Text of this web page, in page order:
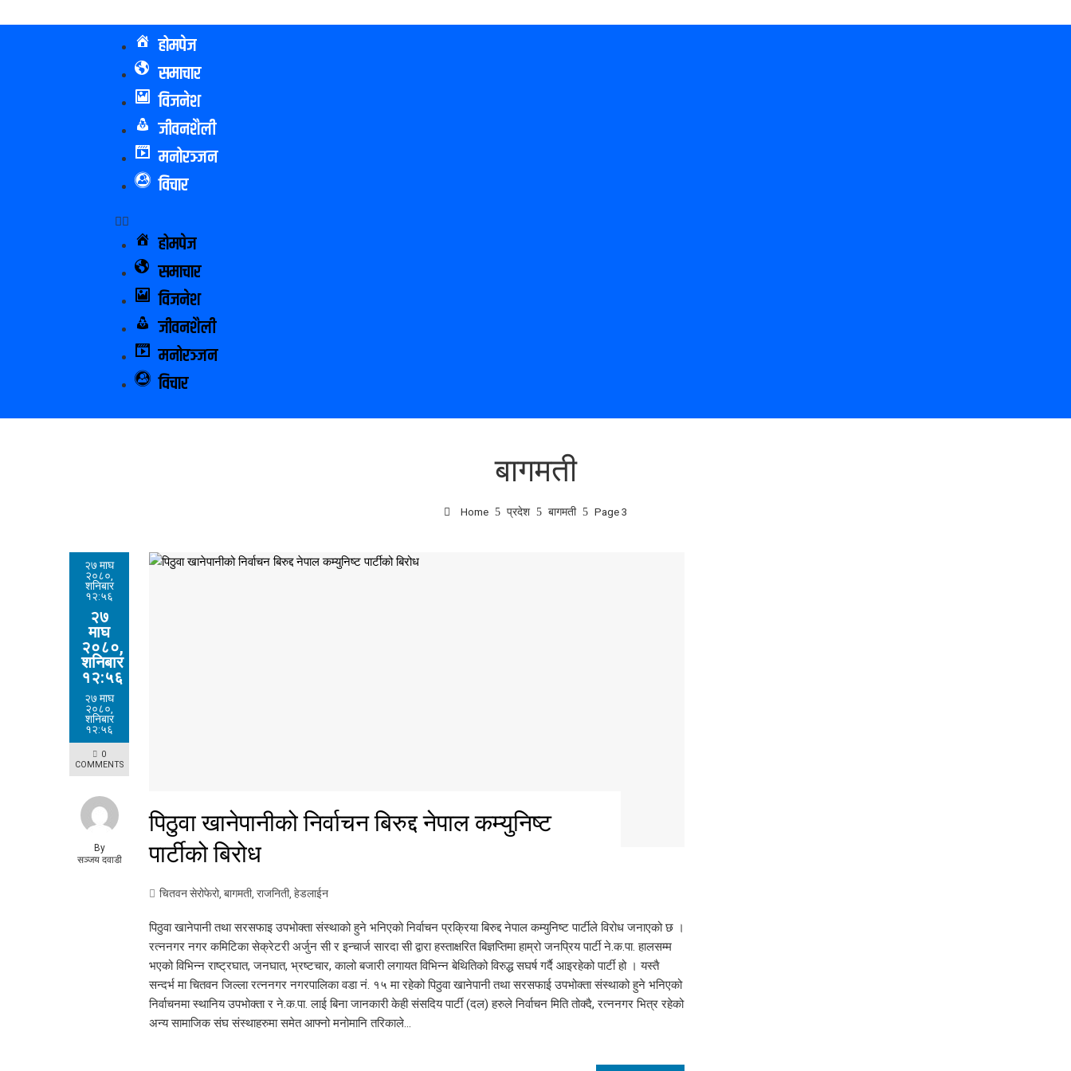
होमपेज
समाचार
विजनेश
जीवनशैली
मनोरञ्जन
विचार
होमपेज
समाचार
विजनेश
जीवनशैली
मनोरञ्जन
विचार
बागमती
Home प्रदेश बागमती Page 3
२७ माघ
२०८०,
शनिबार
१२:५६
२७
माघ
२०८०,
शनिबार
१२:५६
२७ माघ
२०८०,
शनिबार
१२:५६
0
COMMENTS
By
सञ्जय दवाडी
पिठुवा खानेपानीको निर्वाचन बिरुद्द नेपाल कम्युनिष्ट
पार्टीको बिरोध
चितवन सेरोफेरो, बागमती, राजनिती, हेडलाईन
पिठुवा खानेपानी तथा सरसफाइ उपभोक्ता संस्थाको हुने भनिएको निर्वाचन प्रक्रिया बिरुद्द नेपाल कम्युनिष्ट पार्टीले विरोध जनाएको छ ।
रत्ननगर नगर कमिटिका सेक्रेटरी अर्जुन सी र इन्चार्ज सारदा सी द्वारा हस्ताक्षरित बिज्ञप्तिमा हाम्रो जनप्रिय पार्टी ने.क.पा. हालसम्म
भएको विभिन्न राष्ट्रघात, जनघात, भ्रष्टचार, कालो बजारी लगायत विभिन्न बेथितिको विरुद्ध सघर्ष गर्दै आइरहेको पार्टी हो । यस्तै
सन्दर्भ मा चितवन जिल्ला रत्ननगर नगरपालिका वडा नं. १५ मा रहेको पिठुवा खानेपानी तथा सरसफाई उपभोक्ता संस्थाको हुने भनिएको
निर्वाचनमा स्थानिय उपभोक्ता र ने.क.पा. लाई बिना जानकारी केही संसदिय पार्टी (दल) हरुले निर्वाचन मिति तोक्दै, रत्ननगर भित्र रहेको
अन्य सामाजिक संघ संस्थाहरुमा समेत आफ्नो मनोमानि तरिकाले…